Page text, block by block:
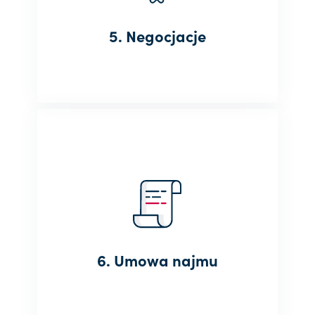
5. Negocjacje
Ustalimy wspólnie konkretne cele, które
6. Umowa najmu
6. Umowa najmu
Pomożemy Ci w przygotowaniu wszelkich